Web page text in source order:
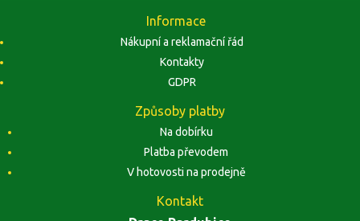
Informace
Nákupní a reklamační řád
Kontakty
GDPR
Způsoby platby
Na dobírku
Platba převodem
V hotovosti na prodejně
Kontakt